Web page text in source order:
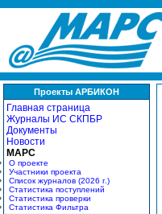
Проекты АРБИКОН
Главная страница
Журналы ИС СКПБР
Документы
Новости
МАРС
О проекте
Участники проекта
Список журналов (2026 г.)
Статистика поступлений
Статистика проверки
Статистика Фильтра